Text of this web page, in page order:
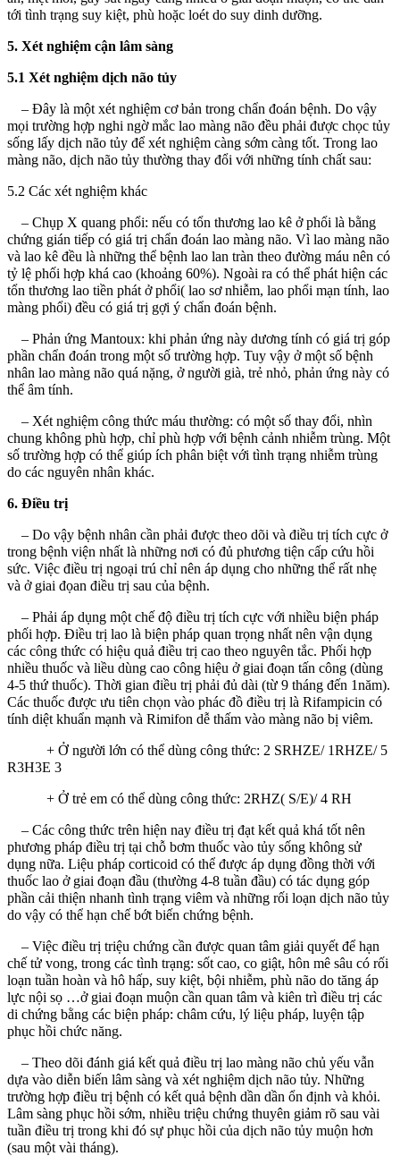
tới tình trạng suy kiệt, phù hoặc loét do suy dinh dưỡng.
5. Xét nghiệm cận lâm sàng
5.1 Xét nghiệm dịch não tủy
– Đây là một xét nghiệm cơ bản trong chẩn đoán bệnh. Do vậy
mọi trường hợp nghi ngờ mắc lao màng não đều phải được chọc tủy
sống lấy dịch não tủy để xét nghiệm càng sớm càng tốt. Trong lao
màng não, dịch não tủy thường thay đổi với những tính chất sau:
5.2 Các xét nghiệm khác
– Chụp X quang phổi: nếu có tổn thương lao kê ở phổi là bằng
chứng gián tiếp có giá trị chẩn đoán lao màng não. Vì lao màng não
và lao kê đều là những thể bệnh lao lan tràn theo đường máu nên có
tỷ lệ phối hợp khá cao (khoảng 60%). Ngoài ra có thể phát hiện các
tổn thương lao tiền phát ở phổi( lao sơ nhiễm, lao phổi mạn tính, lao
màng phổi) đều có giá trị gợi ý chẩn đoán bệnh.
– Phản ứng Mantoux: khi phản ứng này dương tính có giá trị góp
phần chẩn đoán trong một số trường hợp. Tuy vậy ở một số bệnh
nhân lao màng não quá nặng, ở người già, trẻ nhỏ, phản ứng này có
thể âm tính.
– Xét nghiệm công thức máu thường: có một số thay đổi, nhìn
chung không phù hợp, chỉ phù hợp với bệnh cảnh nhiễm trùng. Một
số trường hợp có thể giúp ích phân biệt với tình trạng nhiễm trùng
do các nguyên nhân khác.
6. Điều trị
– Do vậy bệnh nhân cần phải được theo dõi và điều trị tích cực ở
trong bệnh viện nhất là những nơi có đủ phương tiện cấp cứu hồi
sức. Việc điều trị ngoại trú chỉ nên áp dụng cho những thể rất nhẹ
và ở giai đọan điều trị sau của bệnh.
– Phải áp dụng một chế độ điều trị tích cực với nhiều biện pháp
phối hợp. Điều trị lao là biện pháp quan trọng nhất nên vận dụng
các công thức có hiệu quả điều trị cao theo nguyên tắc. Phối hợp
nhiều thuốc và liều dùng cao công hiệu ở giai đoạn tấn công (dùng
4-5 thứ thuốc). Thời gian điều trị phải đủ dài (từ 9 tháng đến 1năm).
Các thuốc được ưu tiên chọn vào phác đồ điều trị là Rifampicin có
tính diệt khuẩn mạnh và Rimifon dễ thấm vào màng não bị viêm.
+ Ở người lớn có thể dùng công thức: 2 SRHZE/ 1RHZE/ 5
R3H3E 3
+ Ở trẻ em có thể dùng công thức: 2RHZ( S/E)/ 4 RH
– Các công thức trên hiện nay điều trị đạt kết quả khá tốt nên
phương pháp điều trị tại chỗ bơm thuốc vào tủy sống không sử
dụng nữa. Liệu pháp corticoid có thể được áp dụng đồng thời với
thuốc lao ở giai đoạn đầu (thường 4-8 tuần đầu) có tác dụng góp
phần cải thiện nhanh tình trạng viêm và những rối loạn dịch não tủy
do vậy có thể hạn chế bớt biến chứng bệnh.
– Việc điều trị triệu chứng cần được quan tâm giải quyết để hạn
chế tử vong, trong các tình trạng: sốt cao, co giật, hôn mê sâu có rối
loạn tuần hoàn và hô hấp, suy kiệt, bội nhiễm, phù não do tăng áp
lực nội sọ …ở giai đoạn muộn cần quan tâm và kiên trì điều trị các
di chứng bằng các biện pháp: châm cứu, lý liệu pháp, luyện tập
phục hồi chức năng.
– Theo dõi đánh giá kết quả điều trị lao màng não chủ yếu vẫn
dựa vào diễn biến lâm sàng và xét nghiệm dịch não tủy. Những
trường hợp điều trị bệnh có kết quả bệnh dần dần ổn định và khỏi.
Lâm sàng phục hồi sớm, nhiều triệu chứng thuyên giảm rõ sau vài
tuần điều trị trong khi đó sự phục hồi của dịch não tủy muộn hơn
(sau một vài tháng).